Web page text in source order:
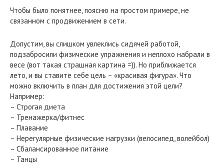
Чтобы было понятнее, поясню на простом примере, не
связанном с продвижением в сети.
Допустим, вы слишком увлеклись сидячей работой,
подзабросили физические упражнения и неплохо набрали в
весе (вот такая страшная картина =)). Но приближается
лето, и вы ставите себе цель – «красивая фигура». Что
можно включить в план для достижения этой цели?
Например:
– Строгая диета
– Тренажерка/фитнес
– Плавание
– Нерегулярные физические нагрузки (велосипед, волейбол)
– Сбалансированное питание
– Танцы